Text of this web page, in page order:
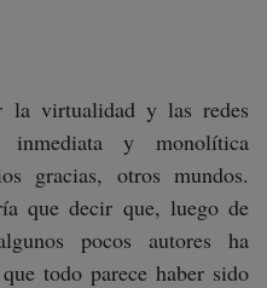
la virtualidad y las redes
inmediata y monolítica
gracias, otros mundos.
que decir que, luego de
pocos autores ha
todo parece haber sido